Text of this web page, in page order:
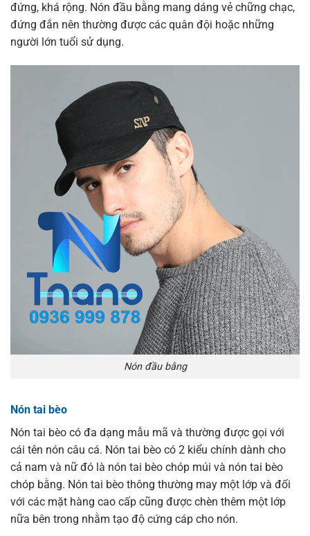
đứng, khá rộng. Nón đầu bằng mang dáng vẻ chững chạc,
đứng đắn nên thường được các quân đội hoặc những
người lớn tuổi sử dụng.
Nón đầu bằng
Nón tai bèo
Nón tai bèo có đa dạng mẫu mã và thường được gọi với
cái tên nón câu cá. Nón tai bèo có 2 kiểu chính dành cho
cả nam và nữ đó là nón tai bèo chóp múi và nón tai bèo
chóp bằng. Nón tai bèo thông thường may một lớp và đối
với các mặt hàng cao cấp cũng được chèn thêm một lớp
nữa bên trong nhằm tạo độ cứng cáp cho nón.